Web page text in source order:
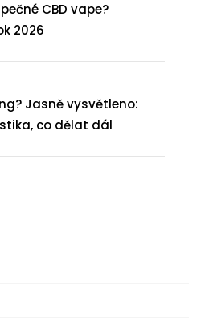
CBD vape?
2026
Jasně vysvětleno:
co dělat dál